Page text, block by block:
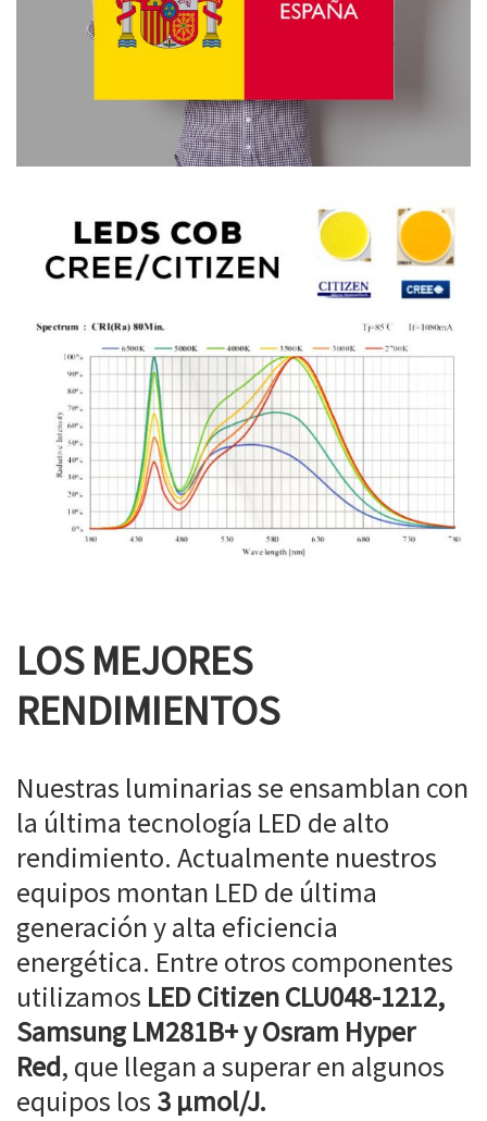
LOS MEJORES
RENDIMIENTOS
Nuestras luminarias se ensamblan con
la última tecnología LED de alto
rendimiento. Actualmente nuestros
equipos montan LED de última
generación y alta eficiencia
energética. Entre otros componentes
utilizamos LED Citizen CLU048-1212,
Samsung LM281B+ y Osram Hyper
Red, que llegan a superar en algunos
equipos los 3 µmol/J.